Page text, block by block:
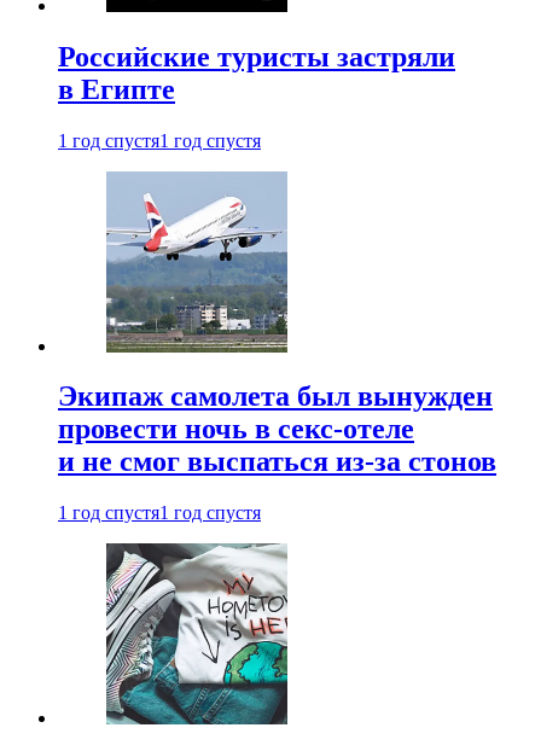
Российские туристы застряли
в Египте
1 год спустя1 год спустя
Экипаж самолета был вынужден
провести ночь в секс-отеле
и не смог выспаться из-за стонов
1 год спустя1 год спустя